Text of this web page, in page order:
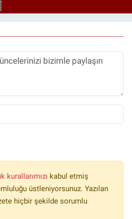
kurallarımızı kabul etmiş
üstleniyorsunuz. Yazılan
hiçbir şekilde sorumlu